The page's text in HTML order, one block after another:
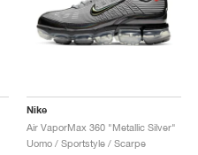
Nike
Air VaporMax 360 "Metallic Silver"
Uomo / Sportstyle / Scarpe